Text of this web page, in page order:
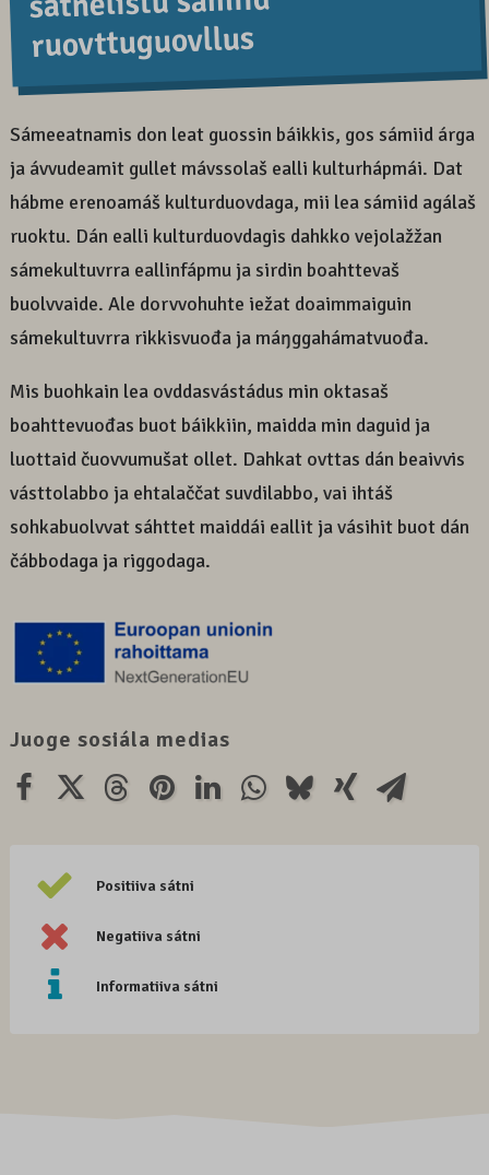
ruovttuguovllus
Sámeeatnamis don leat guossin báikkis, gos sámiid árga
ja ávvudeamit gullet mávssolaš ealli kulturhápmái. Dat
hábme erenoamáš kulturduovdaga, mii lea sámiid agálaš
ruoktu. Dán ealli kulturduovdagis dahkko vejolažžan
sámekultuvrra eallinfápmu ja sirdin boahttevaš
buolvvaide. Ale dorvvohuhte iežat doaimmaiguin
sámekultuvrra rikkisvuođa ja máŋggahámatvuođa.
Mis buohkain lea ovddasvástádus min oktasaš
boahttevuođas buot báikkiin, maidda min daguid ja
luottaid čuovvumušat ollet. Dahkat ovttas dán beaivvis
vásttolabbo ja ehtalaččat suvdilabbo, vai ihtáš
sohkabuolvvat sáhttet maiddái eallit ja vásihit buot dán
čábbodaga ja riggodaga.
Juoge sosiála medias
Positiiva sátni
Negatiiva sátni
Informatiiva sátni